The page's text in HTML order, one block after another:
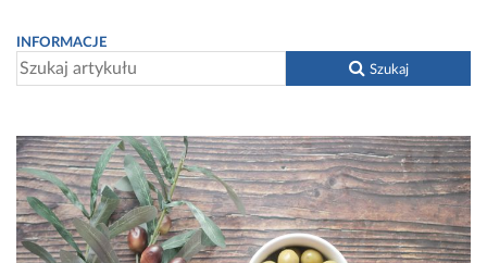
INFORMACJE
Szukaj